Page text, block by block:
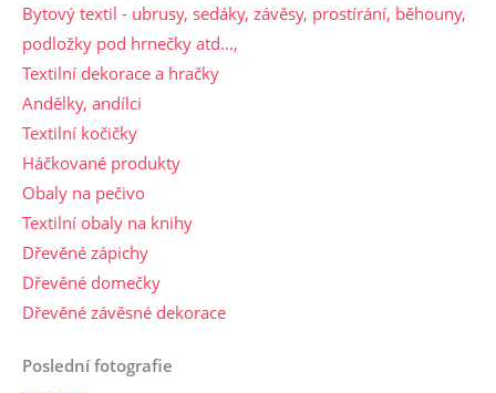
Bytový textil - ubrusy, sedáky, závěsy, prostírání, běhouny,
podložky pod hrnečky atd...,
Textilní dekorace a hračky
Andělky, andílci
Textilní kočičky
Háčkované produkty
Obaly na pečivo
Textilní obaly na knihy
Dřevěné zápichy
Dřevěné domečky
Dřevěné závěsné dekorace
Poslední fotografie